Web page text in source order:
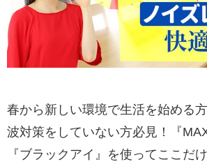
春から新しい環境で生活を始める
波対策をしていない方必見！『
『ブラックアイ』を使ってここだ